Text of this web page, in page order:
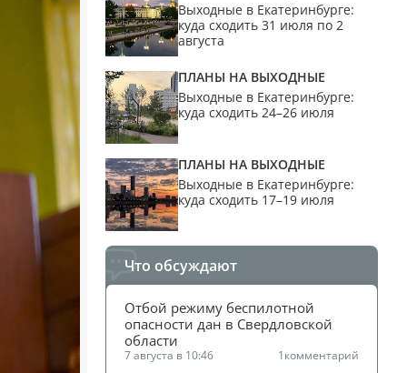
Выходные в Екатеринбурге:
куда сходить 31 июля по 2
августа
ПЛАНЫ НА ВЫХОДНЫЕ
Выходные в Екатеринбурге:
куда сходить 24–26 июля
ПЛАНЫ НА ВЫХОДНЫЕ
Выходные в Екатеринбурге:
куда сходить 17–19 июля
Что обсуждают
Отбой режиму беспилотной
опасности дан в Свердловской
области
7 августа в 10:46 1комментарий